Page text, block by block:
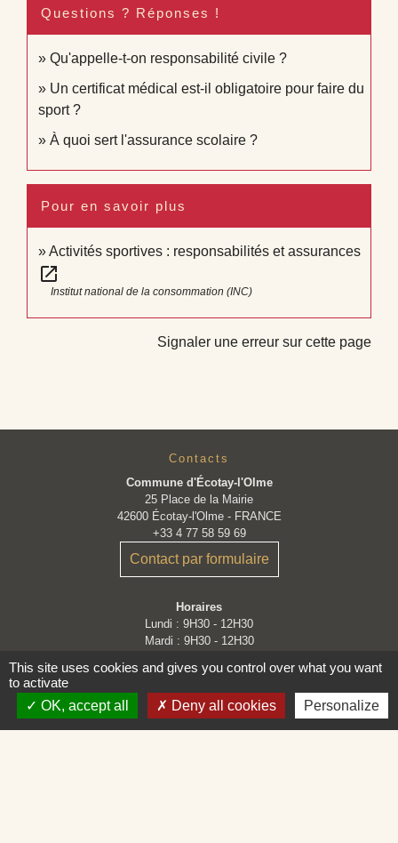
Questions ? Réponses !
Qu'appelle-t-on responsabilité civile ?
Un certificat médical est-il obligatoire pour faire du
sport ?
À quoi sert l'assurance scolaire ?
Pour en savoir plus
Activités sportives : responsabilités et assurances
open_in_new
Institut national de la consommation (INC)
Signaler une erreur sur cette page
Contacts
Commune d'Écotay-l'Olme
25 Place de la Mairie
42600 Écotay-l'Olme - FRANCE
+33 4 77 58 59 69
Contact par formulaire
Horaires
Lundi : 9H30 - 12H30
Mardi : 9H30 - 12H30
Jeudi : 9H30 - 12H30
Vendredi : 9H30 - 12H30 et 14H - 16H30
This site uses cookies and gives you control over what you want
to activate
OK, accept all
Deny all cookies Personalize